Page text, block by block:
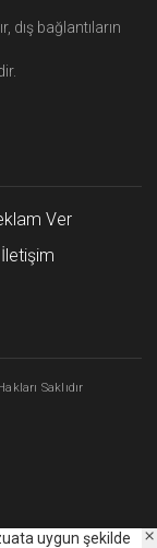
dış bağlantıların
Ver
İletişim
Saklıdır
uygun şekilde